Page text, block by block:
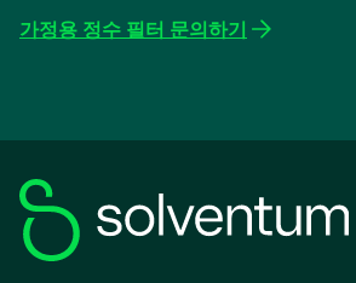
가정용 정수 필터 문의하기